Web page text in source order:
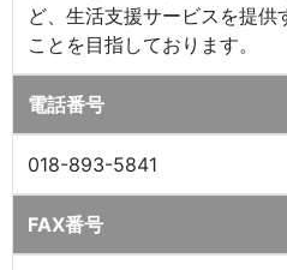
ど、生活支援サービスを提供
ことを目指しております。
電話番号
018-893-5841
FAX番号